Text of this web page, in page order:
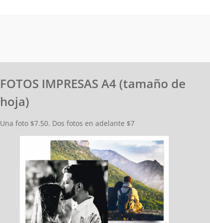
FOTOS IMPRESAS A4 (tamaño de
hoja)
Una foto $7.50. Dos fotos en adelante $7